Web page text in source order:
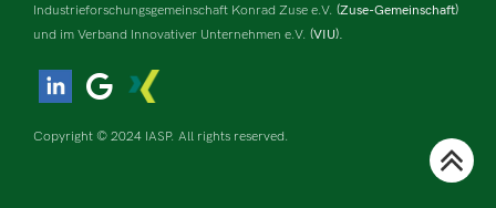
Industrieforschungsgemeinschaft Konrad Zuse e.V. (Zuse-Gemeinschaft)
und im Verband Innovativer Unternehmen e.V. (VIU).
Copyright © 2024 IASP. All rights reserved.